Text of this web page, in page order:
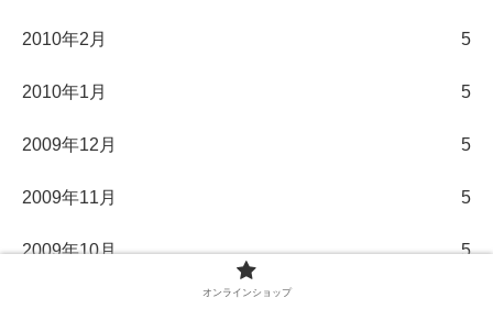
2010年2月 5
2010年1月 5
2009年12月 5
2009年11月 5
2009年10月 5
オンラインショップ